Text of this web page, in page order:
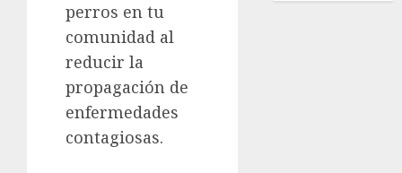
perros en tu
comunidad al
reducir la
propagación de
enfermedades
contagiosas.